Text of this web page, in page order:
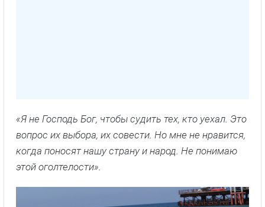
«Я не Господь Бог, чтобы судить тех, кто уехал. Это
вопрос их выбора, их совести. Но мне не нравится,
когда поносят нашу страну и народ. Не понимаю
этой оголтелости».